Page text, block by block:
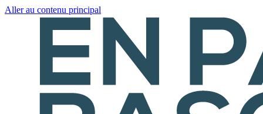
Aller au contenu principal